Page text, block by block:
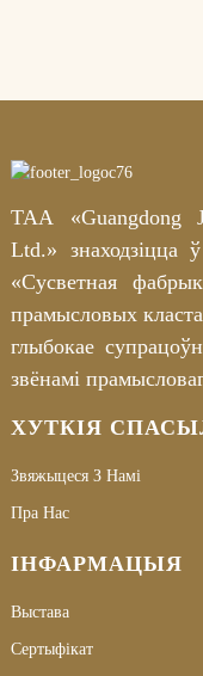
ТАА «Guangdong
Ltd.» знаходзіцца
«Сусветная
прамысловых
глыбокае
звёнамі
ХУТКІЯ
Звяжыцеся З Намі
Пра Нас
ІНФАРМАЦЫЯ
Выстава
Сертыфікат